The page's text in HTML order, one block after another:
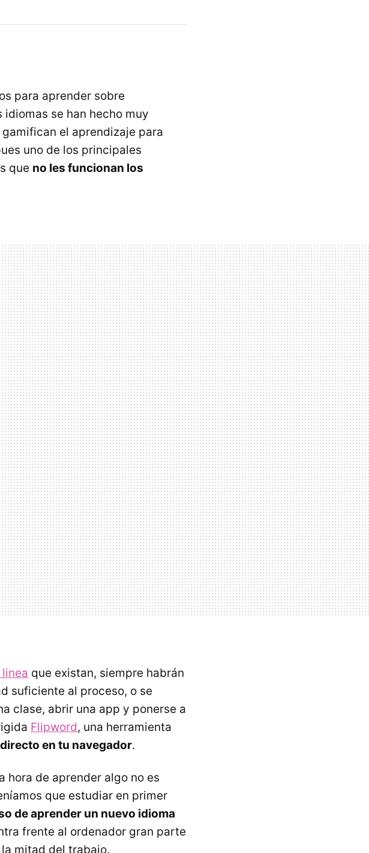
para aprender sobre
se han hecho muy
el aprendizaje para
uno de los principales
que no les funcionan los
que existan, siempre habrán
suficiente al proceso, o se
clase, abrir una app y ponerse a
Flipword, una herramienta
en tu navegador.
hora de aprender algo no es
que estudiar en primer
de aprender un nuevo idioma
frente al ordenador gran parte
mitad del trabajo.